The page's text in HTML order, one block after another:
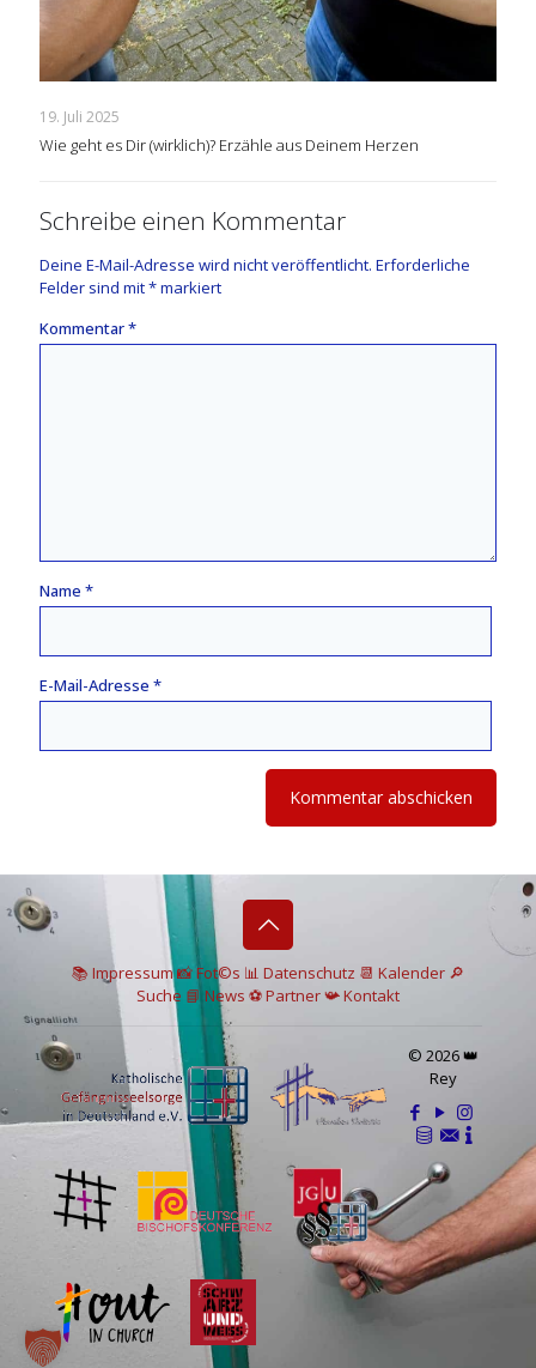
19. Juli 2025
Wie geht es Dir (wirklich)? Erzähle aus Deinem Herzen
Schreibe einen Kommentar
Deine E-Mail-Adresse wird nicht veröffentlicht. Erforderliche
Felder sind mit*markiert
Kommentar*
Name *
E-Mail-Adresse *
📚 Impressum📸Fot©s 📊 Datenschutz 📆 Kalender 🔎
Suche 📘 News ⚽Partner📯Kontakt
© 2026 👑
Rey